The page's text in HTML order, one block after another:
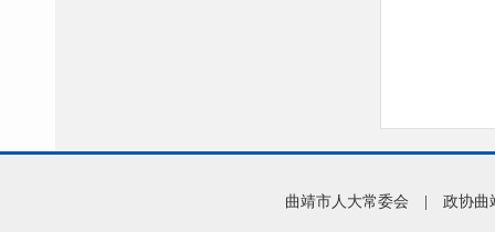
曲靖市人大常委会 政协曲